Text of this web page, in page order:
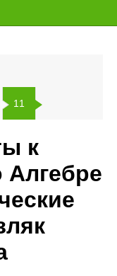
11
к